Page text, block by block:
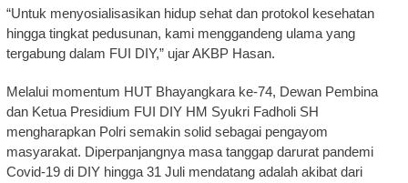
“Untuk menyosialisasikan hidup sehat dan protokol kesehatan
hingga tingkat pedusunan, kami menggandeng ulama yang
tergabung dalam FUI DIY,” ujar AKBP Hasan.
Melalui momentum HUT Bhayangkara ke-74, Dewan Pembina
dan Ketua Presidium FUI DIY HM Syukri Fadholi SH
mengharapkan Polri semakin solid sebagai pengayom
masyarakat. Diperpanjangnya masa tanggap darurat pandemi
Covid-19 di DIY hingga 31 Juli mendatang adalah akibat dari